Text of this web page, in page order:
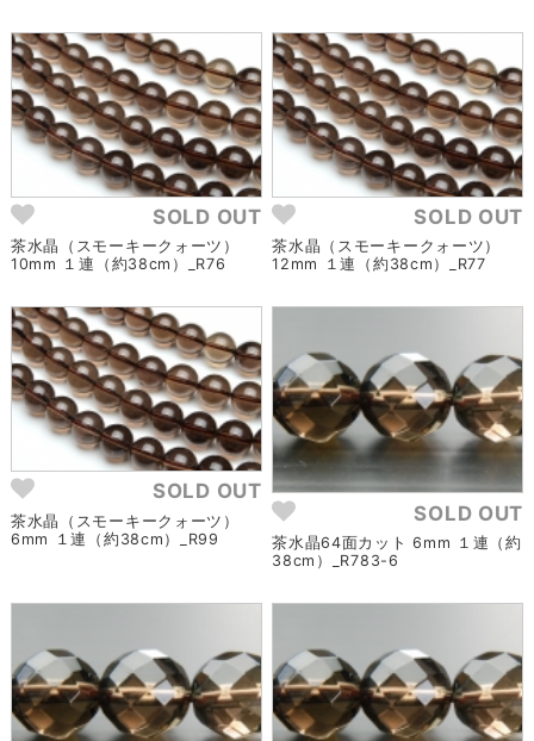
SOLD OUT
茶水晶（スモーキークォーツ）
10mm １連（約38cm）_R76
SOLD OUT
茶水晶（スモーキークォーツ）
12mm １連（約38cm）_R77
SOLD OUT
茶水晶（スモーキークォーツ）
6mm １連（約38cm）_R99
SOLD OUT
茶水晶64面カット 6mm １連（約
38cm）_R783-6